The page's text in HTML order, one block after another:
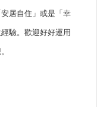
居自住」或是「幸
驗。歡迎好好運用